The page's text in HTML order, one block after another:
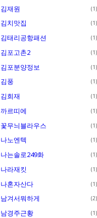
김재원 1
김치맛집 1
김태리공항패션 1
김포고촌2 1
김포분양정보 1
김풍 1
김희재 1
까르띠에 1
꽃무늬블라우스 1
나노엔텍 1
나는솔로249화 1
나라재킷 1
나혼자산다 1
남겨서뭐하게 2
남경주근황 1